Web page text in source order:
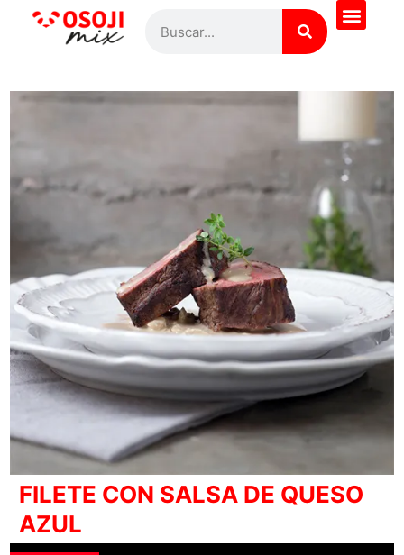
FILETE CON SALSA DE QUESO
AZUL